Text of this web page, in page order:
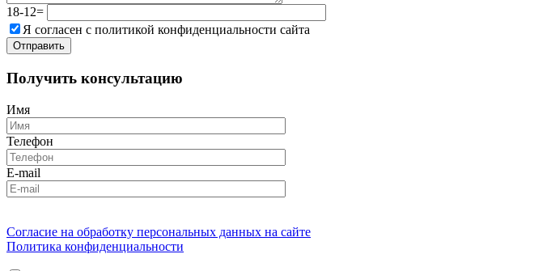
18-12=
Я согласен с политикой конфиденциальности сайта
Получить консультацию
Имя
Телефон
E-mail
Согласие на обработку персональных данных на сайте
Политика конфиденциальности